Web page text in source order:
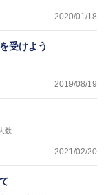
ス
2020/01/18
受けよう
2019/08/19
数
2021/02/20